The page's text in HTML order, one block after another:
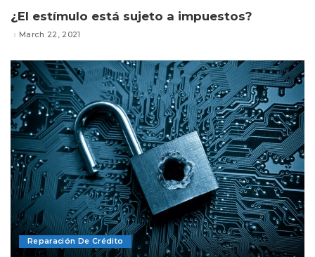
¿El estímulo está sujeto a impuestos?
March 22, 2021
Reparación De Crédito